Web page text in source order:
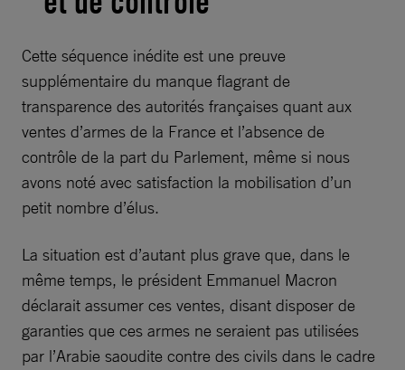
Cette séquence inédite est une preuve
supplémentaire du manque flagrant de
transparence des autorités françaises quant aux
ventes d’armes de la France et l’absence de
contrôle de la part du Parlement, même si nous
avons noté avec satisfaction la mobilisation d’un
petit nombre d’élus.
La situation est d’autant plus grave que, dans le
même temps, le président Emmanuel Macron
déclarait assumer ces ventes, disant disposer de
garanties que ces armes ne seraient pas utilisées
par l’Arabie saoudite contre des civils dans le cadre